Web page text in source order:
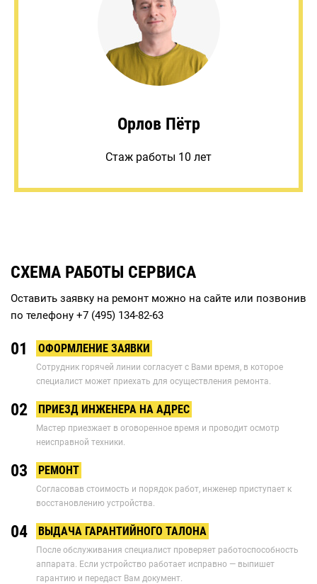
Орлов Пётр
Стаж работы 10 лет
СХЕМА РАБОТЫ СЕРВИСА
Оставить заявку на ремонт можно на сайте или позвонив
по телефону +7 (495) 134-82-63
01 ОФОРМЛЕНИЕ ЗАЯВКИ
Сотрудник горячей линии согласует с Вами время, в которое
специалист может приехать для осуществления ремонта.
02 ПРИЕЗД ИНЖЕНЕРА НА АДРЕС
Мастер приезжает в оговоренное время и проводит осмотр
неисправной техники.
03 РЕМОНТ
Согласовав стоимость и порядок работ, инженер приступает к
восстановлению устройства.
04 ВЫДАЧА ГАРАНТИЙНОГО ТАЛОНА
После обслуживания специалист проверяет работоспособность
аппарата. Если устройство работает исправно — выпишет
гарантию и передаст Вам документ.